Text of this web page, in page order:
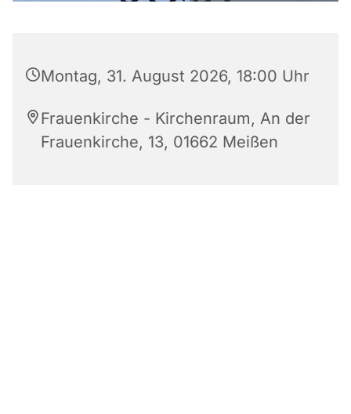
Montag, 31. August 2026, 18:00 Uhr
Frauenkirche - Kirchenraum, An der
Frauenkirche, 13, 01662 Meißen